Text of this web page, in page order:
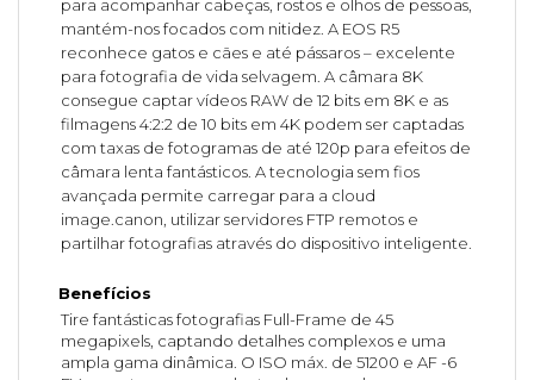
para acompanhar cabeças, rostos e olhos de pessoas,
mantém-nos focados com nitidez. A EOS R5
reconhece gatos e cães e até pássaros – excelente
para fotografia de vida selvagem. A câmara 8K
consegue captar vídeos RAW de 12 bits em 8K e as
filmagens 4:2:2 de 10 bits em 4K podem ser captadas
com taxas de fotogramas de até 120p para efeitos de
câmara lenta fantásticos. A tecnologia sem fios
avançada permite carregar para a cloud
image.canon, utilizar servidores FTP remotos e
partilhar fotografias através do dispositivo inteligente.
Benefícios
Tire fantásticas fotografias Full-Frame de 45
megapixels, captando detalhes complexos e uma
ampla gama dinâmica. O ISO máx. de 51200 e AF -6